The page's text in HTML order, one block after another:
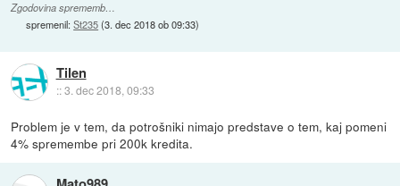
Zgodovina sprememb…
spremenil:St235(3. dec 2018 ob 09:33)
Tilen
::3. dec 2018, 09:33
Problem je v tem, da potrošniki nimajo predstave o tem, kaj pomeni
4% spremembe pri 200k kredita.